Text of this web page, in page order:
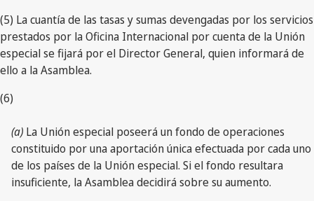
(5) La cuantía de las tasas y sumas devengadas por los servicios
prestados por la Oficina Internacional por cuenta de la Unión
especial se fijará por el Director General, quien informará de
ello a la Asamblea.
(6)
(a) La Unión especial poseerá un fondo de operaciones
constituido por una aportación única efectuada por cada uno
de los países de la Unión especial. Si el fondo resultara
insuficiente, la Asamblea decidirá sobre su aumento.